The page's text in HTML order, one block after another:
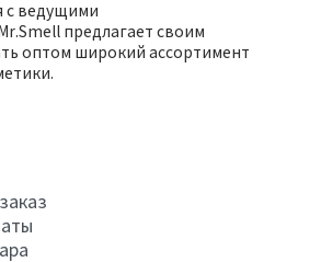
с ведущими
предлагает своим
оптом широкий ассортимент